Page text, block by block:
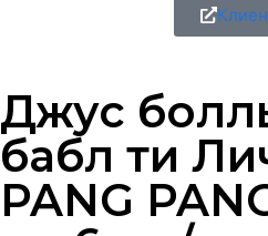
Джус
бабл ти
PANG